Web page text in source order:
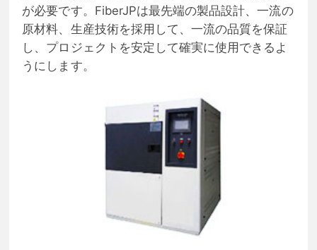
が必要です。FiberJPは最先端の製品設計、一流の
原材料、生産技術を採用して、一流の品質を保証
し、プロジェクトを安定して確実に使用できるよ
うにします。